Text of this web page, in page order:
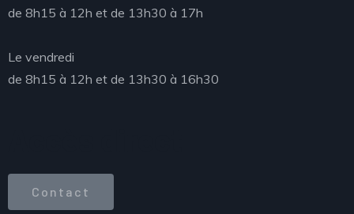
de 8h15 à 12h et de 13h30 à 17h
Le vendredi
de 8h15 à 12h et de 13h30 à 16h30
Contact